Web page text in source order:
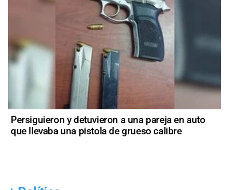
Persiguieron y detuvieron a una pareja en auto
que llevaba una pistola de grueso calibre